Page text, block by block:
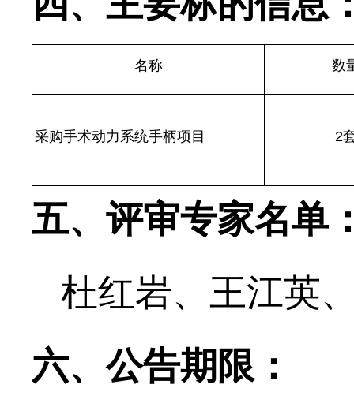
名称 数
采购手术动力系统手柄项目 2
五、评审专家名单
杜红岩、 王江英
六、公告期限：